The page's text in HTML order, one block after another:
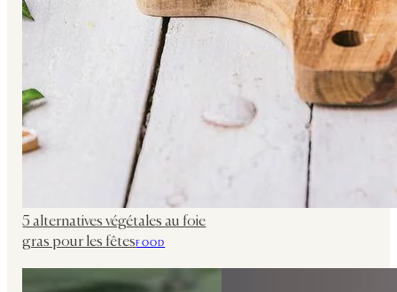
5 alternatives végétales au foie
gras pour les fêtesFOOD